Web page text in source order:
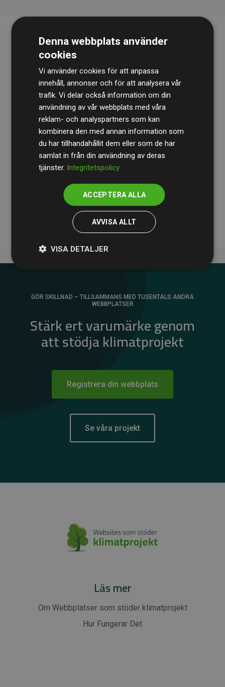
RevisionsbyrånBDOgranskar kontinuerligt våra
beräkningar och vår metod för att säkerställa
transparens och tillförlitlighet.
Deras granskning visar att våra investeringar i
klimatprojekt i genomsnitt kompenserar för
de beräknade CO₂-utsläppenfrån
medlemswebbplatser – ett tydligt bevis på att vårt
arbetssätt ger mätbar klimatnytta.
GÖR SKILLNAD – TILLSAMMANS MED TUSENTALS ANDRA
WEBBPLATSER
Stärk ert varumärke genom
att stödja klimatprojekt
Registrera din webbplats
Se våra projekt
Läs mer
Om Webbplatser som stöder klimatprojekt
Hur Fungerar Det
Denna webbplats använder
cookies
Vi använder cookies för att anpassa
innehåll, annonser och för att analysera vår
trafik. Vi delar också information om din
användning av vår webbplats med våra
reklam- och analyspartners som kan
kombinera den med annan information som
du har tillhandahållit dem eller som de har
samlat in från din användning av deras
tjänster. Integritetspolicy
ACCEPTERA ALLA
AVVISA ALLT
VISA DETALJER